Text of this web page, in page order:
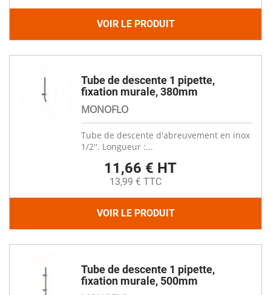
VOIR LE PRODUIT
Tube de descente 1 pipette,
fixation murale, 380mm
MONOFLO
Tube de descente d'abreuvement en inox
1/2''. Longueur :...
11,66 € HT
13,99 € TTC
VOIR LE PRODUIT
Tube de descente 1 pipette,
fixation murale, 500mm